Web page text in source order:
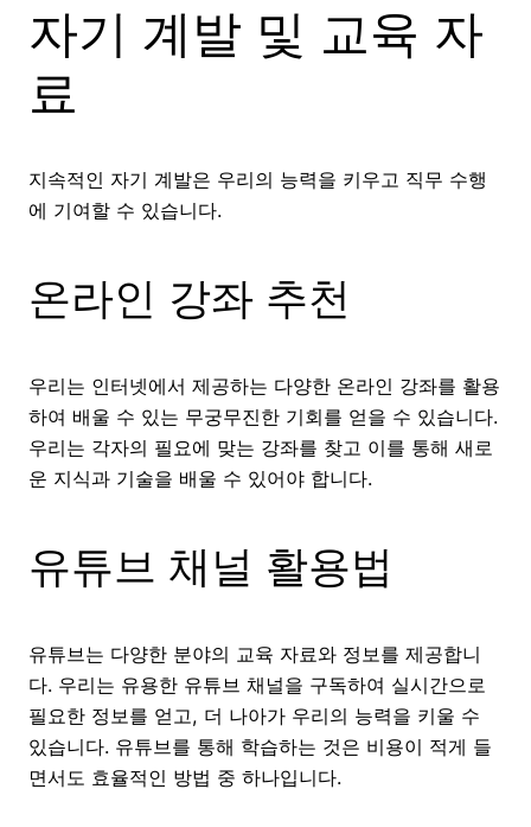
자기 계발 및 교육 자
료
지속적인 자기 계발은 우리의 능력을 키우고 직무 수행
에 기여할 수 있습니다.
온라인 강좌 추천
우리는 인터넷에서 제공하는 다양한 온라인 강좌를 활용
하여 배울 수 있는 무궁무진한 기회를 얻을 수 있습니다.
우리는 각자의 필요에 맞는 강좌를 찾고 이를 통해 새로
운 지식과 기술을 배울 수 있어야 합니다.
유튜브 채널 활용법
유튜브는 다양한 분야의 교육 자료와 정보를 제공합니
다. 우리는 유용한 유튜브 채널을 구독하여 실시간으로
필요한 정보를 얻고, 더 나아가 우리의 능력을 키울 수
있습니다. 유튜브를 통해 학습하는 것은 비용이 적게 들
면서도 효율적인 방법 중 하나입니다.